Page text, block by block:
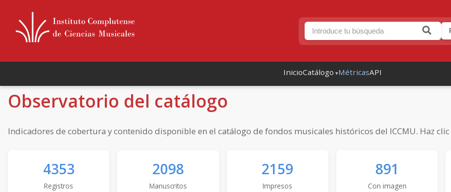
InicioCatálogo MétricasAPI
Observatorio del catálogo
Indicadores de cobertura y contenido disponible en el catálogo de fondos musicales históricos del ICCMU. Haz
4353
Registros
2098
Manuscritos
2159
Impresos
891
Con imagen